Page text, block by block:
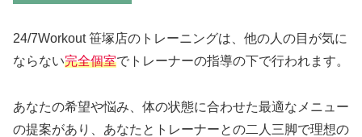
24/7Workout 笹塚店のトレーニングは、他の人の目が気に
ならない完全個室でトレーナーの指導の下で行われます。
あなたの希望や悩み、体の状態に合わせた最適なメニュー
の提案があり、あなたとトレーナーとの二人三脚で理想の